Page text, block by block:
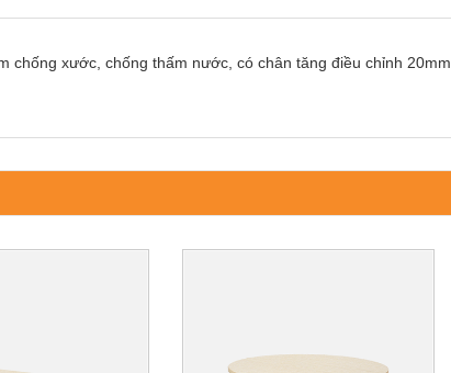
xước, chống thấm nước, có chân tăng điều chỉnh 20mm.